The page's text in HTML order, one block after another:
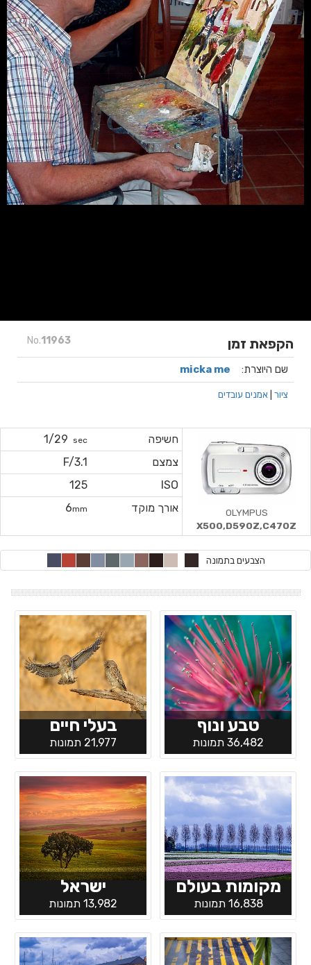
No.11963 הקפאת זמן
שם היוצרת: micka me
ציור אמנים עובדים
חשיפה sec
1/29
צמצם
F/3.1
ISO
125
אורך מוקד
6mm
OLYMPUS
X500,D590Z,C470Z
הצבעים בתמונה
טבע ונוף
36,482 תמונות
בעלי חיים
21,977 תמונות
מקומות בעולם
16,838 תמונות
ישראל
13,982 תמונות